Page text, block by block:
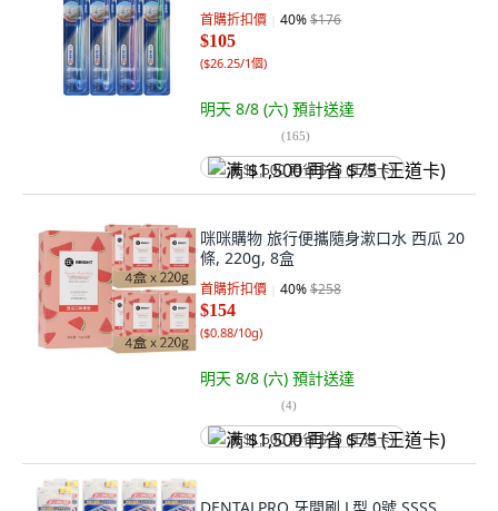
首購折扣價 40%$176
$105
($26.25/1個)
明天 8/8 (六) 預計送達
(165)
满 $1,500 再省 $75 (王道卡)
咪咪購物 旅行便攜隨身漱口水 西瓜 20
條, 220g, 8盒
首購折扣價 40%$258
$154
($0.88/10g)
明天 8/8 (六) 預計送達
(4)
满 $1,500 再省 $75 (王道卡)